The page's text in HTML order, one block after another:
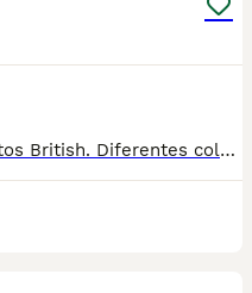
Disponibles cachorritos de gatitos British. Diferentes colores azul. Lilac. Taby. Revisados por el veterinario. Vacunados y desparasitados. Se pueden llevar a destino. Más información en mi wasaps 647506660